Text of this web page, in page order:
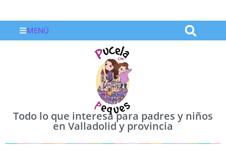
MENÚ
Todo lo que interesa para padres y niños
en Valladolid y provincia